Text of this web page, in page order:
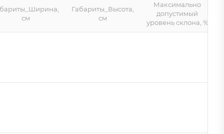
см
Габариты_Высота,
см
Максимально
допустимый
уровень склона, %